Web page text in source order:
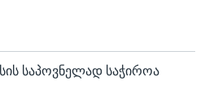
საპოვნელად საჭიროა